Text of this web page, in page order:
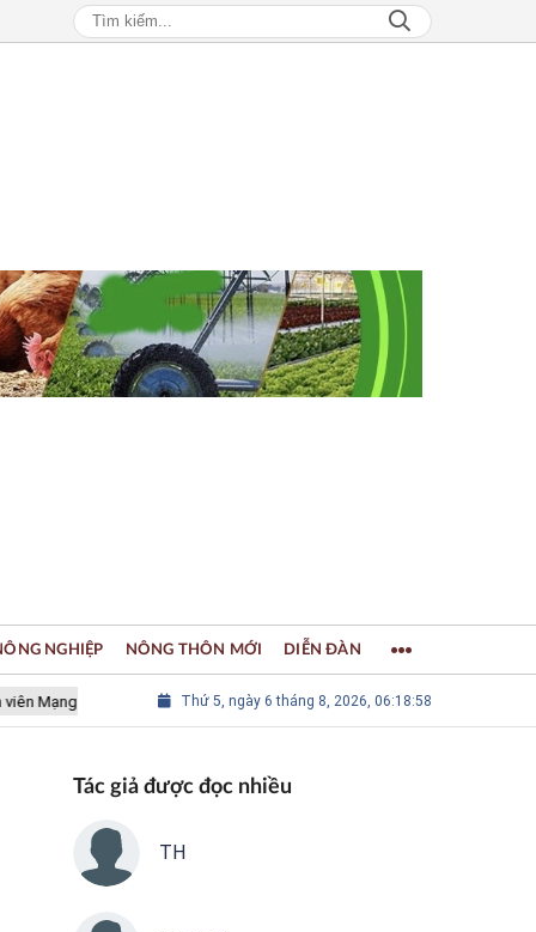
lưới các Thành phố Thủ công sáng tạo Thế giới
Thứ 5, ngày 6 tháng 8, 2026, 06:18:59
NGHIỆP NÔNG THÔN MỚI DIỄN ĐÀN
Tác giả được đọc nhiều
TH